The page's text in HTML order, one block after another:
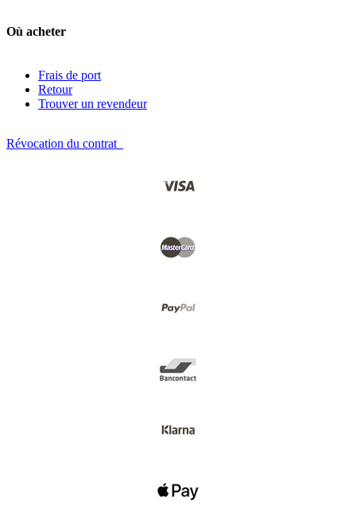
Où acheter
Frais de port
Retour
Trouver un revendeur
Révocation du contrat